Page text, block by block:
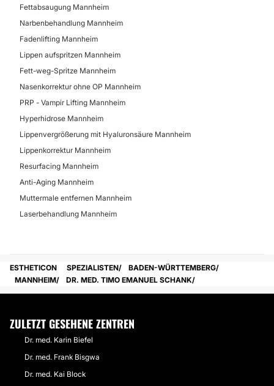
Fettabsaugung Mannheim
Narbenbehandlung Mannheim
Fadenlifting Mannheim
Lippen aufspritzen Mannheim
Fett-weg-Spritze Mannheim
Nasenkorrektur ohne OP Mannheim
PRP - Vampir Lifting Mannheim
Hyperhidrose Mannheim
Lippenvergrößerung mit Hyaluronsäure Mannheim
Lippenkorrektur Mannheim
Resurfacing Mannheim
Anti-Aging Mannheim
Muttermale entfernen Mannheim
Laserbehandlung Mannheim
ESTHETICON SPEZIALISTEN
BADEN-WÜRTTEMBERG
MANNHEIM
DR. MED. TIMO EMANUEL SCHANK
ZULETZT GESEHENE ZENTREN
Dr. med. Karin Biefel
Dr. med. Frank Bisgwa
Dr. med. Kai Block